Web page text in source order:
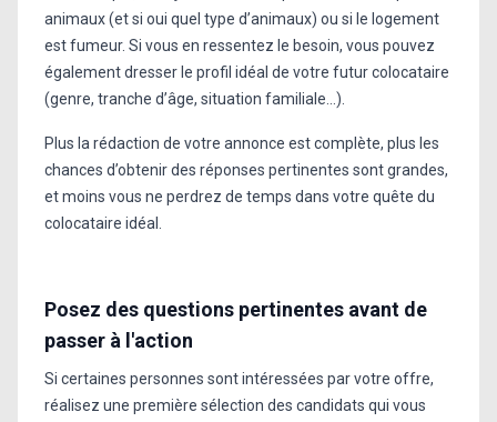
animaux (et si oui quel type d’animaux) ou si le logement
est fumeur. Si vous en ressentez le besoin, vous pouvez
également dresser le profil idéal de votre futur colocataire
(genre, tranche d’âge, situation familiale...).
Plus la rédaction de votre annonce est complète, plus les
chances d’obtenir des réponses pertinentes sont grandes,
et moins vous ne perdrez de temps dans votre quête du
colocataire idéal.
Posez des questions pertinentes avant de
passer à l'action
Si certaines personnes sont intéressées par votre offre,
réalisez une première sélection des candidats qui vous